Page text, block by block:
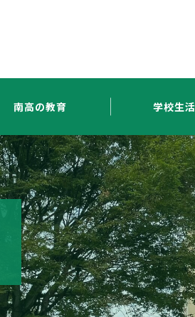
南高の教育 学校生活